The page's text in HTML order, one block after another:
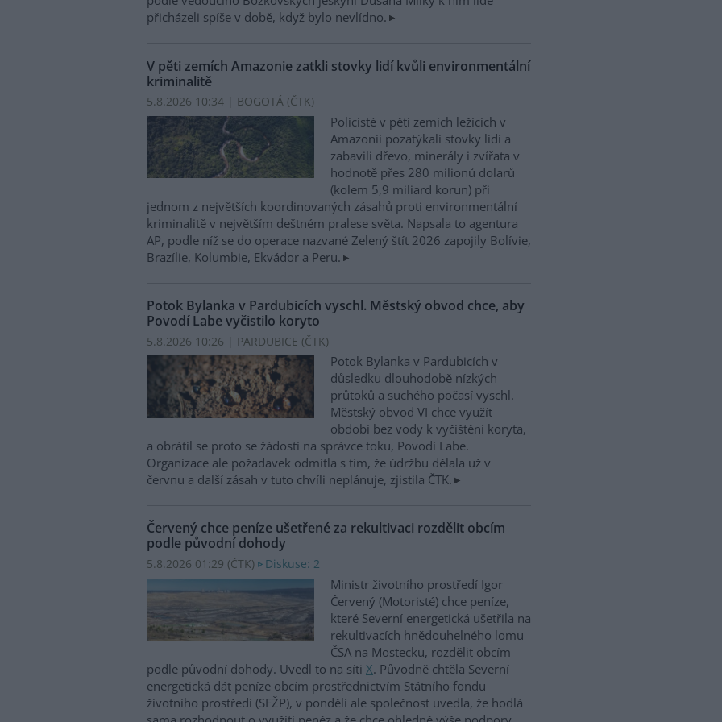
přicházeli spíše v době, když bylo nevlídno.
V pěti zemích Amazonie zatkli stovky lidí kvůli environmentální
kriminalitě
5.8.2026 10:34 | BOGOTÁ (ČTK)
Policisté v pěti zemích ležících v
Amazonii pozatýkali stovky lidí a
zabavili dřevo, minerály i zvířata v
hodnotě přes 280 milionů dolarů
(kolem 5,9 miliard korun) při
jednom z největších koordinovaných zásahů proti environmentální
kriminalitě v největším deštném pralese světa. Napsala to agentura
AP, podle níž se do operace nazvané Zelený štít 2026 zapojily Bolívie,
Brazílie, Kolumbie, Ekvádor a Peru.
Potok Bylanka v Pardubicích vyschl. Městský obvod chce, aby
Povodí Labe vyčistilo koryto
5.8.2026 10:26 | PARDUBICE (ČTK)
Potok Bylanka v Pardubicích v
důsledku dlouhodobě nízkých
průtoků a suchého počasí vyschl.
Městský obvod VI chce využít
období bez vody k vyčištění koryta,
a obrátil se proto se žádostí na správce toku, Povodí Labe.
Organizace ale požadavek odmítla s tím, že údržbu dělala už v
červnu a další zásah v tuto chvíli neplánuje, zjistila ČTK.
Červený chce peníze ušetřené za rekultivaci rozdělit obcím
podle původní dohody
5.8.2026 01:29 (ČTK) Diskuse: 2
Ministr životního prostředí Igor
Červený (Motoristé) chce peníze,
které Severní energetická ušetřila na
rekultivacích hnědouhelného lomu
ČSA na Mostecku, rozdělit obcím
podle původní dohody. Uvedl to na síti X. Původně chtěla Severní
energetická dát peníze obcím prostřednictvím Státního fondu
životního prostředí (SFŽP), v pondělí ale společnost uvedla, že hodlá